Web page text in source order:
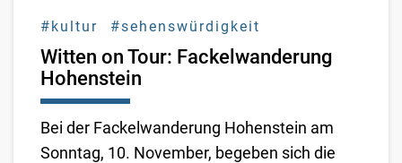
#kultur #sehenswürdigkeit
Witten on Tour: Fackelwanderung
Hohenstein
Bei der Fackelwanderung Hohenstein am
Sonntag, 10. November, begeben sich die